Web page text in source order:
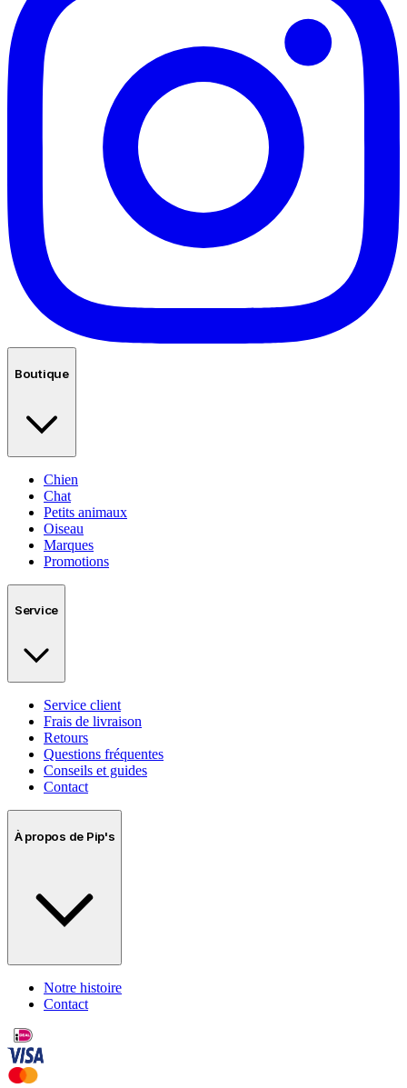
Boutique
Chien
Chat
Petits animaux
Oiseau
Marques
Promotions
Service
Service client
Frais de livraison
Retours
Questions fréquentes
Conseils et guides
Contact
À propos de Pip's
Notre histoire
Contact